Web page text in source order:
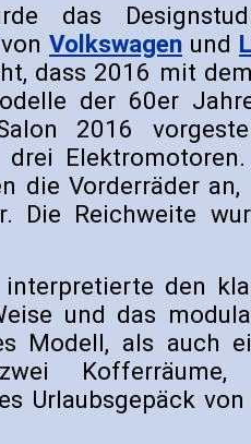
das
Volkswagen und
dass 2016 mit
der 60er
2016
die Vorderräder
Die Reichweite
interpretierte den
und das
Modell, als auch
Urlaubsgepäck